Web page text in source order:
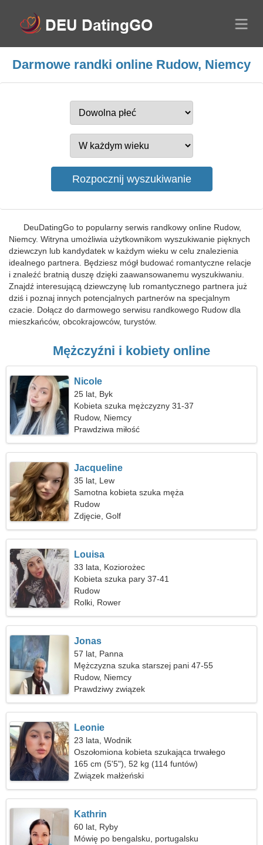
Darmowe randki online Rudow, Niemcy
DeuDatingGo to popularny serwis randkowy online Rudow,
Niemcy. Witryna umożliwia użytkownikom wyszukiwanie pięknych
dziewczyn lub kandydatek w każdym wieku w celu znalezienia
idealnego partnera. Będziesz mógł budować romantyczne relacje
i znaleźć bratnią duszę dzięki zaawansowanemu wyszukiwaniu.
Znajdź interesującą dziewczynę lub romantycznego partnera już
dziś i poznaj innych potencjalnych partnerów na specjalnym
czacie. Dołącz do darmowego serwisu randkowego Rudow dla
mieszkańców, obcokrajowców, turystów.
Mężczyźni i kobiety online
Nicole
25 lat, Byk
Kobieta szuka mężczyzny 31-37
Rudow, Niemcy
Prawdziwa miłość
Jacqueline
35 lat, Lew
Samotna kobieta szuka męża
Rudow
Zdjęcie, Golf
Louisa
33 lata, Koziorożec
Kobieta szuka pary 37-41
Rudow
Rolki, Rower
Jonas
57 lat, Panna
Mężczyzna szuka starszej pani 47-55
Rudow, Niemcy
Prawdziwy związek
Leonie
23 lata, Wodnik
Oszołomiona kobieta szukająca trwałego
związku
165 cm (5'5"), 52 kg (114 funtów)
Związek małżeński
Kathrin
60 lat, Ryby
Mówię po bengalsku, portugalsku